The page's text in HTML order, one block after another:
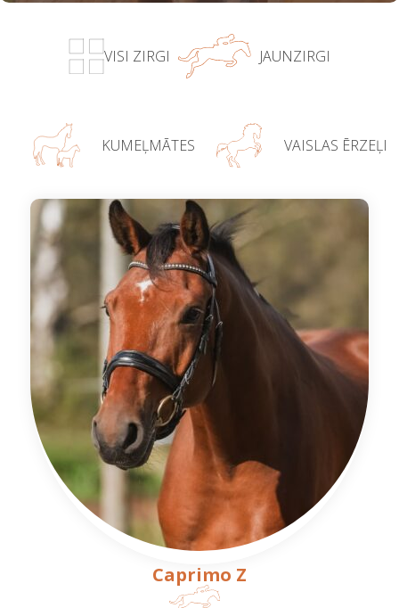
VISI ZIRGI JAUNZIRGI
KUMEĻMĀTES VAISLAS ĒRZEĻI
Caprimo Z